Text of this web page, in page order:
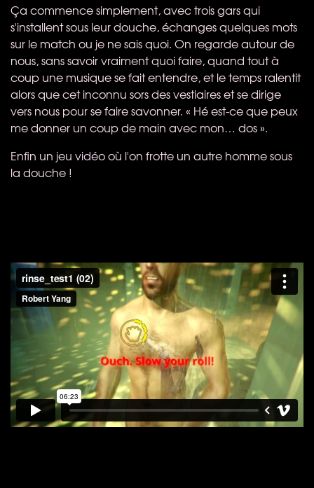
Ça commence simplement, avec trois gars qui
s'installent sous leur douche, échanges quelques mots
sur le match ou je ne sais quoi. On regarde autour de
nous, sans savoir vraiment quoi faire, quand tout à
coup une musique se fait entendre, et le temps ralentit
alors que cet inconnu sors des vestiaires et se dirige
vers nous pour se faire savonner. « Hé est-ce que peux
me donner un coup de main avec mon… dos ».
Enfin un jeu vidéo où l'on frotte un autre homme sous
la douche !